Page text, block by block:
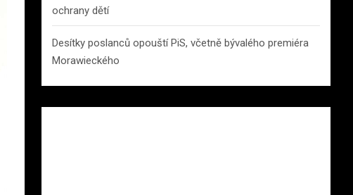
ochrany dětí
Desítky poslanců opouští PiS, včetně bývalého premiéra
Morawieckého